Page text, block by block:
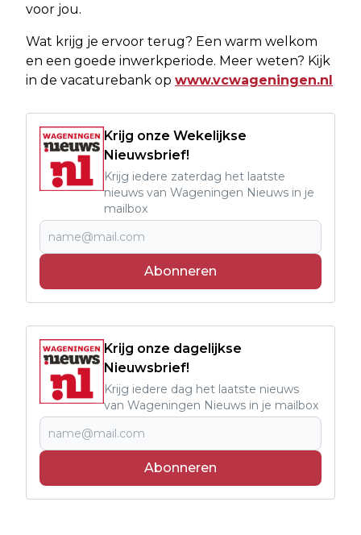
voor jou.
Wat krijg je ervoor terug? Een warm welkom
en een goede inwerkperiode. Meer weten? Kijk
in de vacaturebank op www.vcwageningen.nl
Krijg onze Wekelijkse
Nieuwsbrief!
Krijg iedere zaterdag het laatste
nieuws van Wageningen Nieuws in je
mailbox
Abonneren
Krijg onze dagelijkse
Nieuwsbrief!
Krijg iedere dag het laatste nieuws
van Wageningen Nieuws in je mailbox
Abonneren